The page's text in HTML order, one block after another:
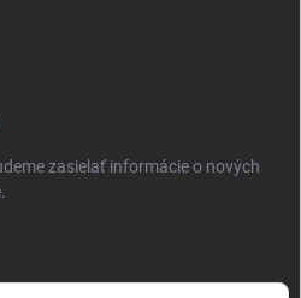
zasielať informácie o nových